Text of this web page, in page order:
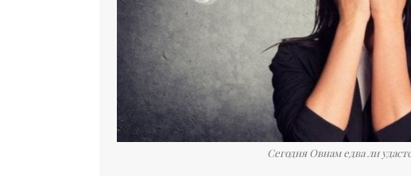
Сегодня Овнам едва ли